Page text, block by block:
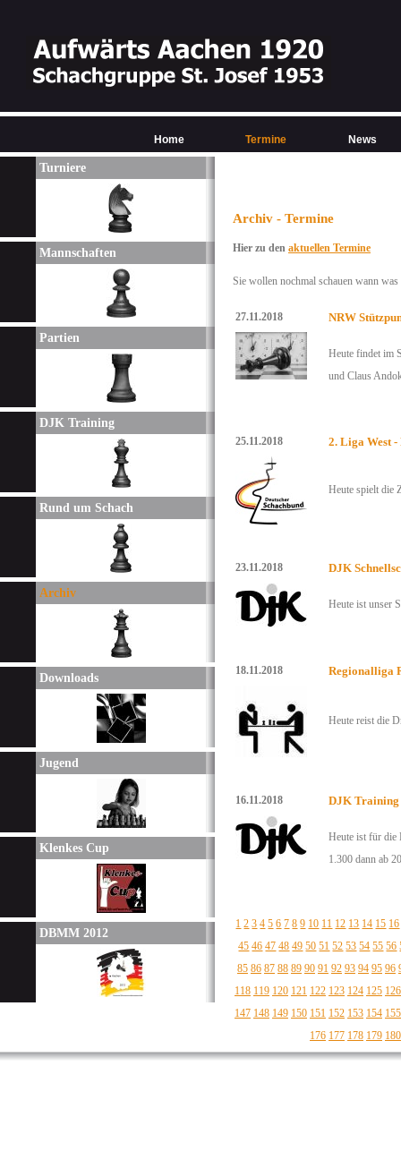
Turniere
Mannschaften
Partien
DJK Training
Rund um Schach
Archiv
Downloads
Jugend
Klenkes Cup
DBMM 2012
Archiv - Termine
Hier zu den aktuellen Termine
Sie wollen nochmal schauen wann
27.11.2018 NRW
Heute findet im
und Claus
25.11.2018 2. Liga West -
Heute spielt die
23.11.2018 DJK
Heute ist unser
18.11.2018 Regionalliga
Heute reist die
16.11.2018 DJK Training
Heute ist für die
1.300 dann ab
1 2 3 4 5 6 7 8 9 10 11 12 13 14 15 16
45 46 47 48 49 50 51 52 53 54 55 56
85 86 87 88 89 90 91 92 93 94 95 96
118 119 120 121 122 123 124 125 126
147 148 149 150 151 152 153 154 155
176 177 178 179 180
Home Termine News